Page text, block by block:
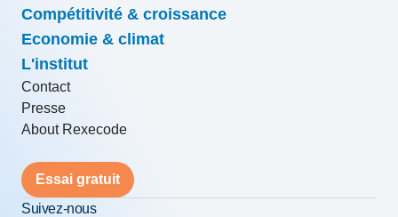
Compétitivité & croissance
Economie & climat
L'institut
Contact
Presse
About Rexecode
Essai gratuit
Suivez-nous